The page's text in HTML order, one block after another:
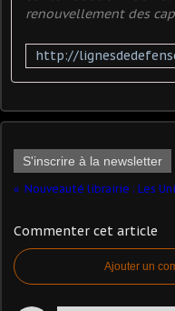
renouvellement des
S'inscrire à la newsletter
Commenter cet article
Ajouter un